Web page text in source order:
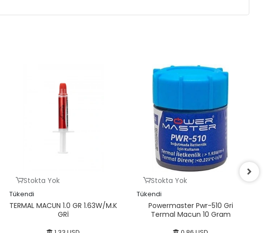
Stokta Yok
Tükendi
TERMAL MACUN 1.0 GR 1.63W/M.K
GRİ
Stokta Yok
Tükendi
Powermaster Pwr-510 Gri
Termal Macun 10 Gram